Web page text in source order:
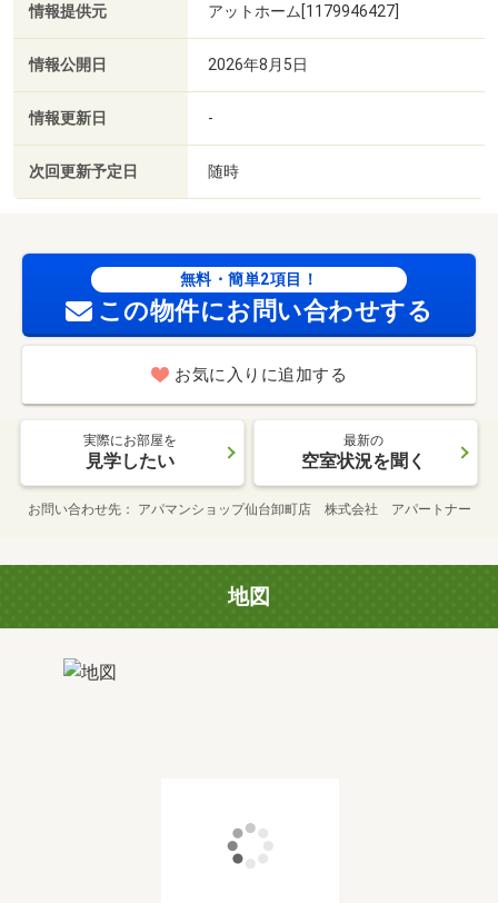
情報提供元 アットホーム[1179946427]
情報公開日 2026年8月5日
情報更新日 -
次回更新予定日 随時
無料・簡単2項目！
この物件にお問い合わせする
お気に入りに追加する
実際にお部屋を
見学したい
最新の
空室状況を聞く
お問い合わせ先 アパマンショップ仙台卸町店 株式会社 アパートナー
地図